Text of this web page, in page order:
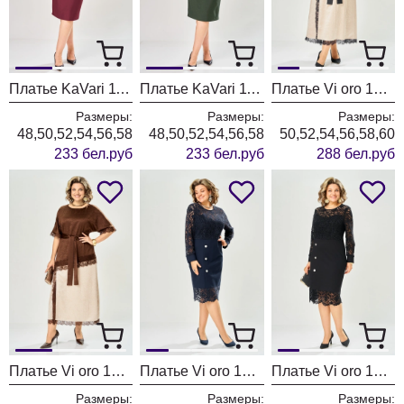
Платье KaVari 1158-1 бордовый
Размеры:
48,50,52,54,56,58
233 бел.руб
Платье KaVari 1158 зеленый
Размеры:
48,50,52,54,56,58
233 бел.руб
Платье Vi oro 1306 песок + черный
Размеры:
50,52,54,56,58,60
288 бел.руб
Платье Vi oro 1306 песок + шоколад
Размеры:
Платье Vi oro 1307 королевский синий
Размеры:
Платье Vi oro 1307 черный
Размеры: